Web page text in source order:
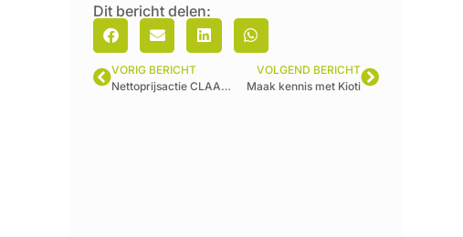
Dit bericht delen:
VORIG BERICHT
Nettoprijsactie CLAAS ARION 630
VOLGEND BERICHT
Maak kennis met Kioti